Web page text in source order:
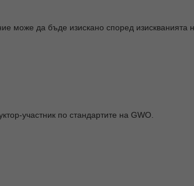
може да бъде изискано според изискванията
участник по стандартите на GWO.